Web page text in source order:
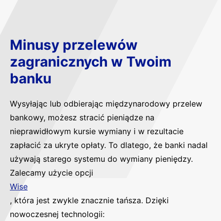
Minusy przelewów
zagranicznych w Twoim
banku
Wysyłając lub odbierając międzynarodowy przelew
bankowy, możesz stracić pieniądze na
nieprawidłowym kursie wymiany i w rezultacie
zapłacić za ukryte opłaty. To dlatego, że banki nadal
używają starego systemu do wymiany pieniędzy.
Zalecamy użycie opcji
Wise
, która jest zwykle znacznie tańsza. Dzięki
nowoczesnej technologii: